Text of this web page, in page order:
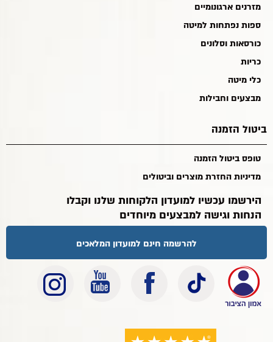
מזרנים ארגונומיים
ספות נפתחות למיטה
כורסאות וסלונים
כריות
כלי מיטה
מבצעים וחבילות
ביטול הזמנה
טופס ביטול הזמנה
מדיניות החזרת מוצרים וביטולים
הירשמו עכשיו למועדון הלקוחות שלנו וקבלו
הנחות וגישה למבצעים מיוחדים
להרשמה חינם למועדון המלאכים